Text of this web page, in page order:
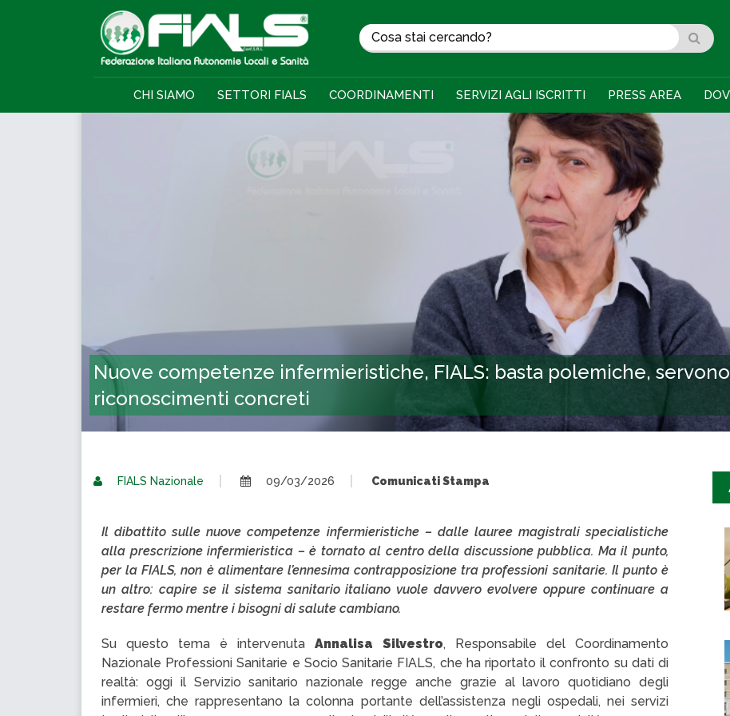
CHI SIAMO SETTORI FIALS COORDINAMENTI SERVIZI AGLI ISCRITTI PRESS AREA
Nuove competenze infermieristiche, FIALS: basta polemiche,
riconoscimenti concreti
FIALS Nazionale 09/03/2026 Comunicati Stampa
Il dibattito sulle nuove competenze infermieristiche – dalle lauree magistrali specialistiche
alla prescrizione infermieristica – è tornato al centro della discussione pubblica. Ma il punto,
per la FIALS, non è alimentare l’ennesima contrapposizione tra professioni sanitarie. Il punto è
un altro: capire se il sistema sanitario italiano vuole davvero evolvere oppure continuare a
restare fermo mentre i bisogni di salute cambiano.
Su questo tema è intervenuta Annalisa Silvestro, Responsabile del Coordinamento
Nazionale Professioni Sanitarie e Socio Sanitarie FIALS, che ha riportato il confronto su dati di
realtà: oggi il Servizio sanitario nazionale regge anche grazie al lavoro quotidiano degli
infermieri, che rappresentano la colonna portante dell’assistenza negli ospedali, nei servizi